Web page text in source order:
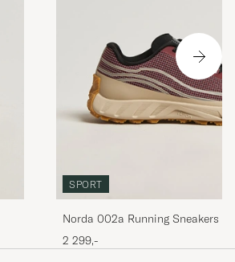
SPORT
Norda 002a Running Sneakers
2 299,-